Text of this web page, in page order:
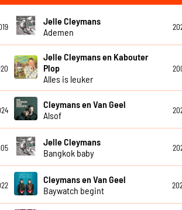
Jelle Cleymans
Ademen
Jelle Cleymans en Kabouter
Plop
Alles is leuker
Cleymans en Van Geel
Alsof
Jelle Cleymans
Bangkok baby
Cleymans en Van Geel
Baywatch begint